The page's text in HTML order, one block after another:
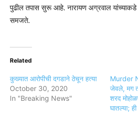
पुढील तपास सुरू आहे. नारायण अग्रवाल
समजते.
Related
कुख्यात आरोपीची दगडाने ठेचून हत्या
October 30, 2020
In "Breaking News"
Murder
जेवले, मग
शरद
घातल्या;